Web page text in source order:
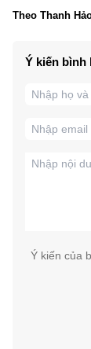
Theo Thanh
Ý kiến bình
Ý kiến của